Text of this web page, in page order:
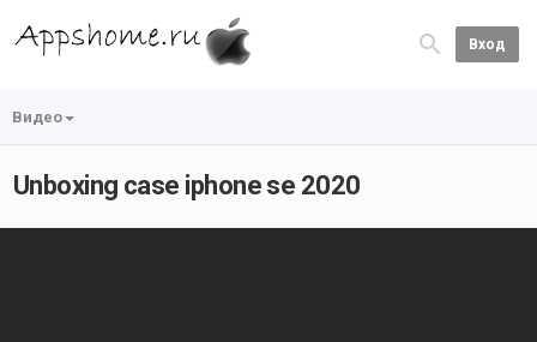
Вход
Видео
Unboxing case iphone se 2020